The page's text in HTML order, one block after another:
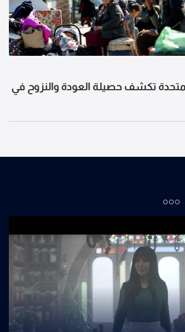
المتحدة تكشف حصيلة العودة والنزوح في